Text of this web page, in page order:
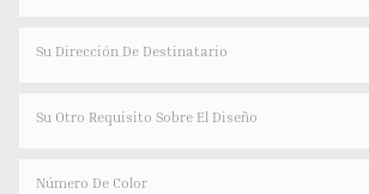
Su Dirección De Destinatario
Su Otro Requisito Sobre El Diseño
Número De Color